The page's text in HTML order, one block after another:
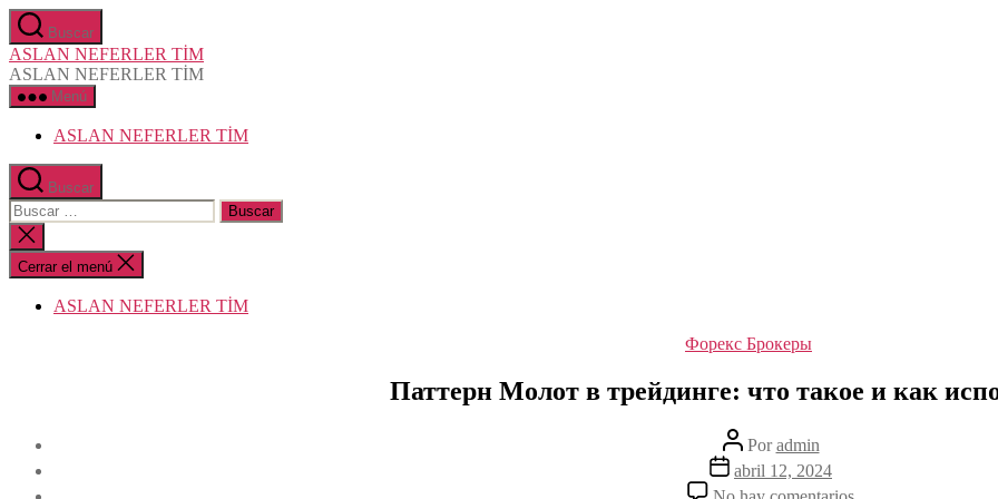
Saltar
al
contenido
Buscar
ASLAN NEFERLER TİM
ASLAN NEFERLER TİM
Menú
ASLAN NEFERLER TİM
Buscar
Buscar:
Cerrar
la
búsqueda
Cerrar el menú
ASLAN NEFERLER TİM
Categorías
Форекс Брокеры
Паттерн Молот в трейдинге: что такое и как
Autor
de
la
Poradmin
Fechaabril 12, 2024